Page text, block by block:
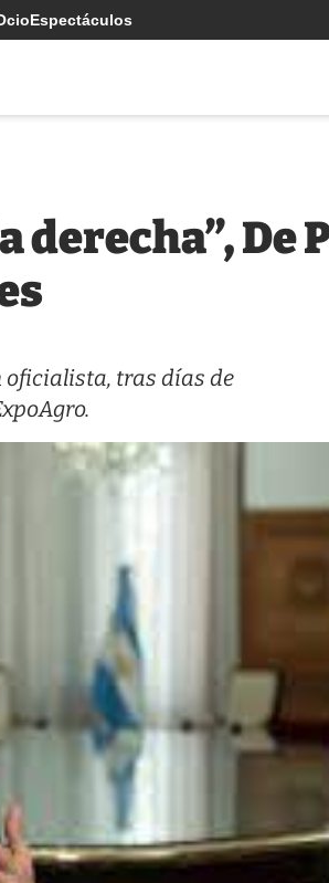
Espectáculos
derecha”, De
oficialista, tras días de